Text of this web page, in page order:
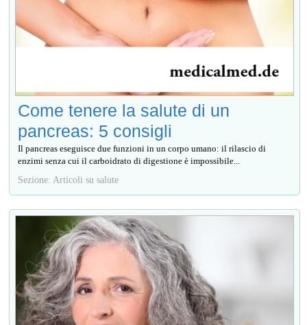
Come tenere la salute di un
pancreas: 5 consigli
Il pancreas eseguisce due funzioni in un corpo umano: il rilascio di
enzimi senza cui il carboidrato di digestione è impossibile...
Sezione: Articoli su salute